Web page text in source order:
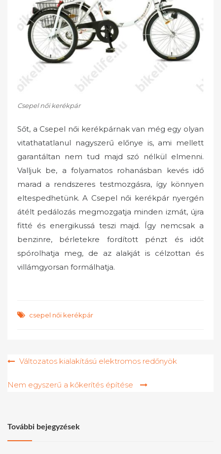
Csepel női kerékpár
Sőt, a Csepel női kerékpárnak van még egy olyan
vitathatatlanul nagyszerű előnye is, ami mellett
garantáltan nem tud majd szó nélkül elmenni.
Valljuk be, a folyamatos rohanásban kevés idő
marad a rendszeres testmozgásra, így könnyen
eltespedhetünk. A Csepel női kerékpár nyergén
átélt pedálozás megmozgatja minden izmát, újra
fitté és energikussá teszi majd. Így nemcsak a
benzinre, bérletekre fordított pénzt és időt
spórolhatja meg, de az alakját is célzottan és
villámgyorsan formálhatja.
csepel női kerékpár
Bejegyzés
Változatos kialakítású elektromos redőnyök
Nem egyszerű a kőkerítés építése
További bejegyzések